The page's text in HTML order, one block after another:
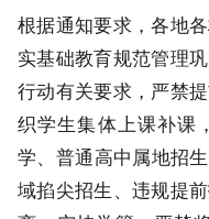
根据通知要求，各地
实基础教育规范管理
行动有关要求，严禁
织学生集体上课补课
学、普通高中属地招
域掐尖招生、违规提